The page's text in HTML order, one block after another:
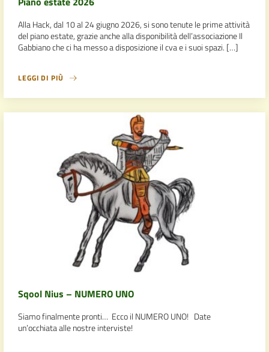
Alla Hack, dal 10 al 24 giugno 2026, si sono tenute le prime attività
del piano estate, grazie anche alla disponibilità dell’associazione Il
Gabbiano che ci ha messo a disposizione il cva e i suoi spazi. […]
LEGGI DI PIÙ
Sqool Nius – NUMERO UNO
Siamo finalmente pronti… Ecco il NUMERO UNO! Date
un’occhiata alle nostre interviste!